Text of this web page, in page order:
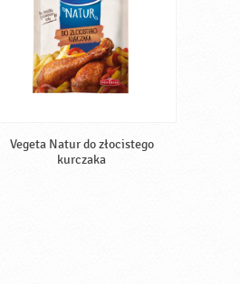
Vegeta Natur do złocistego
kurczaka